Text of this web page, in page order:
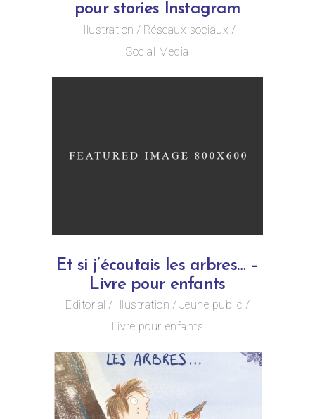
pour stories Instagram
Illustration
Réseaux sociaux
Social Media
Et si j’écoutais les arbres… –
Livre pour enfants
Editorial Illustration
Jeune public
Livre pour enfants